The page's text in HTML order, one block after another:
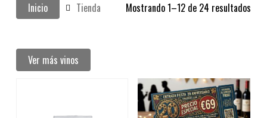
Mostrando 1–12 de 24 resultados
Inicio Tienda
Ver más vinos